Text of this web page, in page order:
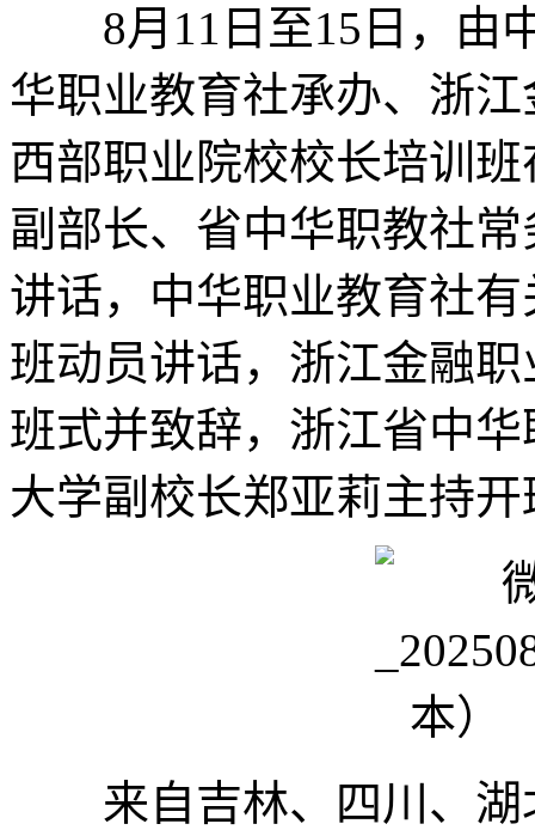
8月11日至15日，由
华职业教育社承办、浙
西部职业院校校长培训
副部长、省中华职教社
讲话，中华职业教育社
班动员讲话，浙江金融
班式并致辞，浙江省中
大学副校长郑亚莉主持
来自吉林、四川、湖